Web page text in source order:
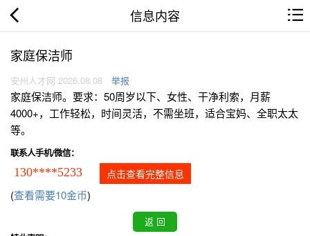
信息内容
家庭保洁师
安州人才网 2026.08.08 举报
家庭保洁师。要求：50周岁以下、女性、干净利索，月薪
4000+，工作轻松，时间灵活，不需坐班，适合宝妈、全职太太
等。
联系人手机/微信：
130****5233 点击查看完整信息
(查看需要10金币)